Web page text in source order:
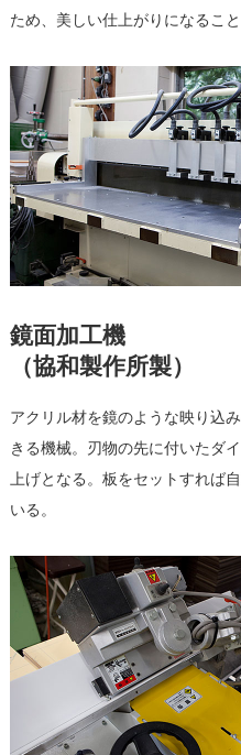
ため、美しい仕上がりになること
鏡面加工機
（協和製作所製）
アクリル材を鏡のような映り込
きる機械。刃物の先に付いたダ
上げとなる。板をセットすれば
いる。